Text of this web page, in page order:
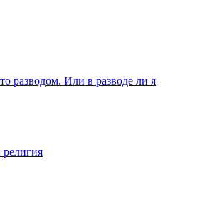
разводом. Или в разводе ли я